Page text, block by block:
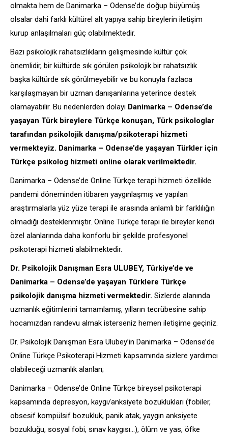
olmakta hem de Danimarka – Odense’de doğup büyümüş
olsalar dahi farklı kültürel alt yapıya sahip bireylerin iletişim
kurup anlaşılmaları güç olabilmektedir.
Bazı psikolojik rahatsızlıkların gelişmesinde kültür çok
önemlidir, bir kültürde sık görülen psikolojik bir rahatsızlık
başka kültürde sık görülmeyebilir ve bu konuyla fazlaca
karşılaşmayan bir uzman danışanlarına yeterince destek
olamayabilir. Bu nedenlerden dolayı Danimarka – Odense’de
yaşayan Türk bireylere Türkçe konuşan, Türk psikologlar
tarafından psikolojik danışma/psikoterapi hizmeti
vermekteyiz. Danimarka – Odense’de yaşayan Türkler için
Türkçe psikolog hizmeti online olarak verilmektedir.
Danimarka – Odense’de Online Türkçe terapi hizmeti özellikle
pandemi döneminden itibaren yaygınlaşmış ve yapılan
araştırmalarla yüz yüze terapi ile arasında anlamlı bir farklılığın
olmadığı desteklenmiştir. Online Türkçe terapi ile bireyler kendi
özel alanlarında daha konforlu bir şekilde profesyonel
psikoterapi hizmeti alabilmektedir.
Dr. Psikolojik Danışman Esra ULUBEY, Türkiye’de ve
Danimarka – Odense’de yaşayan Türklere Türkçe
psikolojik danışma hizmeti vermektedir. Sizlerde alanında
uzmanlık eğitimlerini tamamlamış, yılların tecrübesine sahip
hocamızdan randevu almak isterseniz hemen iletişime geçiniz.
Dr. Psikolojik Danışman Esra Ulubey’in Danimarka – Odense’de
Online Türkçe Psikoterapi Hizmeti kapsamında sizlere yardımcı
olabileceği uzmanlık alanları;
Danimarka – Odense’de Online Türkçe bireysel psikoterapi
kapsamında depresyon, kaygı/anksiyete bozuklukları (fobiler,
obsesif kompülsif bozukluk, panik atak, yaygın anksiyete
bozukluğu, sosyal fobi, sınav kaygısı…), ölüm ve yas, öfke